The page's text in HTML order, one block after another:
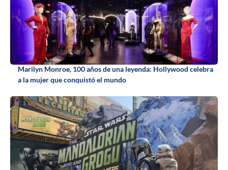
Marilyn Monroe, 100 años de una leyenda: Hollywood celebra
a la mujer que conquistó el mundo